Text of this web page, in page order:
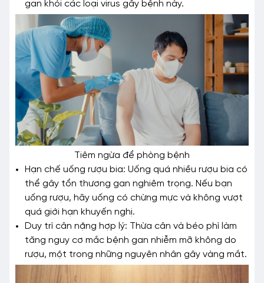
gan khỏi các loại virus gây bệnh này.
Tiêm ngừa để phòng bệnh
Hạn chế uống rượu bia: Uống quá nhiều rượu bia có
thể gây tổn thương gan nghiêm trọng. Nếu bạn
uống rượu, hãy uống có chừng mực và không vượt
quá giới hạn khuyến nghị.
Duy trì cân nặng hợp lý: Thừa cân và béo phì làm
tăng nguy cơ mắc bệnh gan nhiễm mỡ không do
rượu, một trong những nguyên nhân gây vàng mắt.